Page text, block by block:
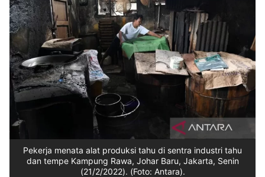
Partner
Insight
NTB
Suara
Time
Lens
IDN
Daily
Jogja
Jalan
Rakyat
Idealita
News
Kita
Notice
Dinamikapost.com
Radar
Baru
Seedbacklink
Follow
Kabarbaru
Pekerja menata alat produksi tahu di sentra industri tahu
dan tempe Kampung Rawa, Johar Baru, Jakarta, Senin
(21/2/2022). (Foto: Antara).